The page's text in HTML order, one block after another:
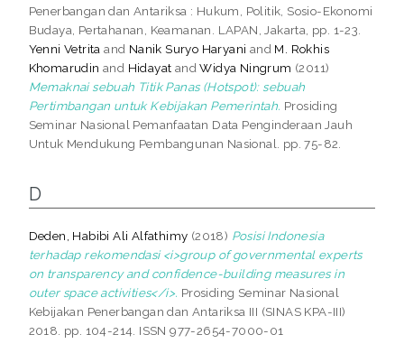
Penerbangan dan Antariksa : Hukum, Politik, Sosio-Ekonomi
Budaya, Pertahanan, Keamanan. LAPAN, Jakarta, pp. 1-23.
Yenni Vetrita and Nanik Suryo Haryani and M. Rokhis
Khomarudin and Hidayat andWidya Ningrum (2011)
Memaknai sebuah Titik Panas (Hotspot): sebuah
Pertimbangan untuk Kebijakan Pemerintah. Prosiding
Seminar Nasional Pemanfaatan Data Penginderaan Jauh
Untuk Mendukung Pembangunan Nasional. pp. 75-82.
D
Deden, Habibi Ali Alfathimy (2018) Posisi Indonesia
terhadap rekomendasi <i>group of governmental experts
on transparency and confidence-building measures in
outer space activities</i>. Prosiding Seminar Nasional
Kebijakan Penerbangan dan Antariksa III (SINAS KPA-III)
2018. pp. 104-214. ISSN 977-2654-7000-01